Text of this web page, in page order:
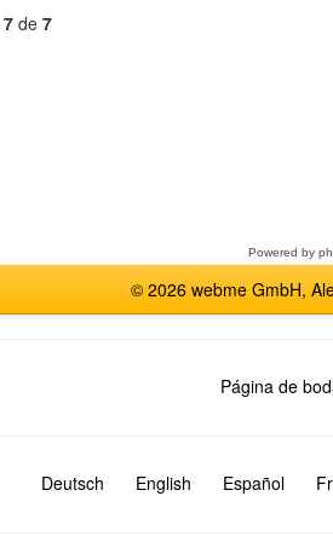
7 de 7
Powered by
© 2026 webme GmbH,
Página de
Deutsch English Español